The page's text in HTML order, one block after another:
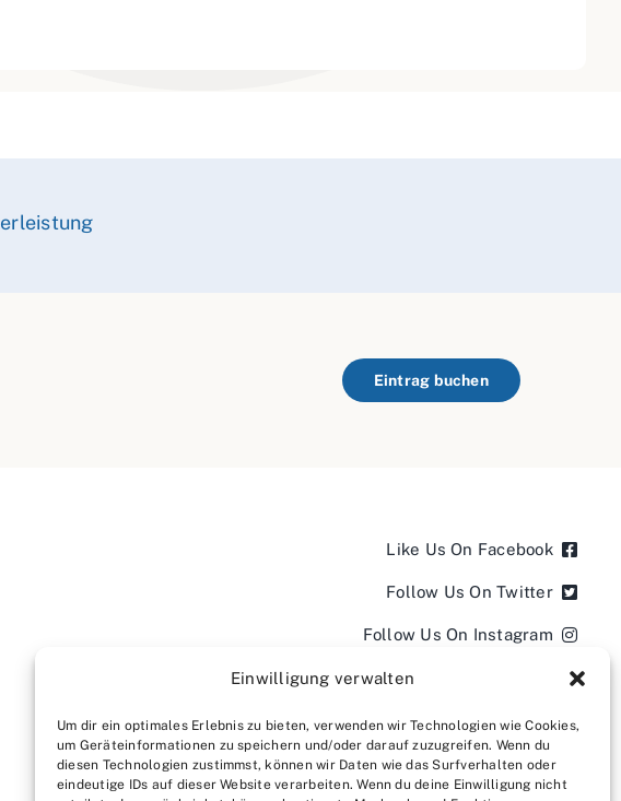
Einwilligung verwalten
Um dir ein optimales Erlebnis zu bieten, verwenden wir Technologien wie Cookies,
um Geräteinformationen zu speichern und/oder darauf zuzugreifen. Wenn du
diesen Technologien zustimmst, können wir Daten wie das Surfverhalten oder
eindeutige IDs auf dieser Website verarbeiten. Wenn du deine Einwilligung nicht
Eintrag buchen
Like Us On Facebook
Follow Us On Twitter
Follow Us On Instagram
Follow Us On LinkedIn
Follow us on YouTube
Follow us on Pinterest